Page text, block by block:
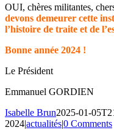
OUI, chères militantes,
devons demeurer cette
l’histoire de traite et de
Bonne année 2024 !
Le Président
Emmanuel GORDIEN
Isabelle Brun2025-01-
2024|actualités|0 Comments